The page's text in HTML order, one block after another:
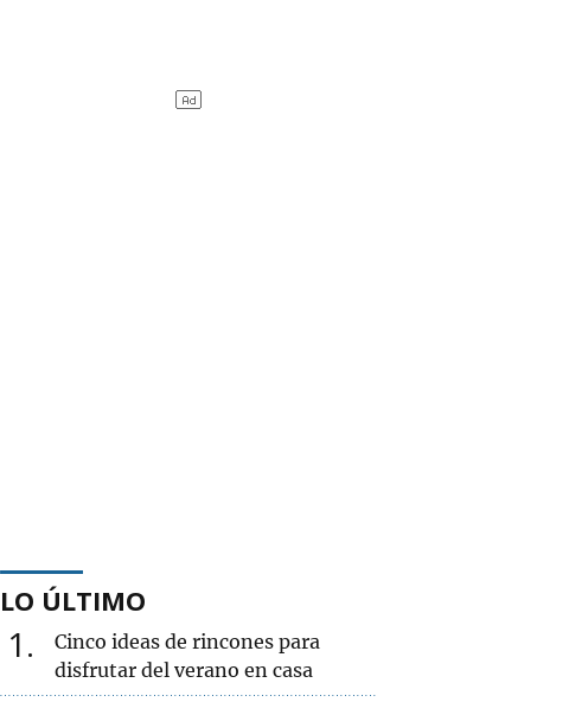
LO ÚLTIMO
1
Cinco ideas de rincones para
disfrutar del verano en casa